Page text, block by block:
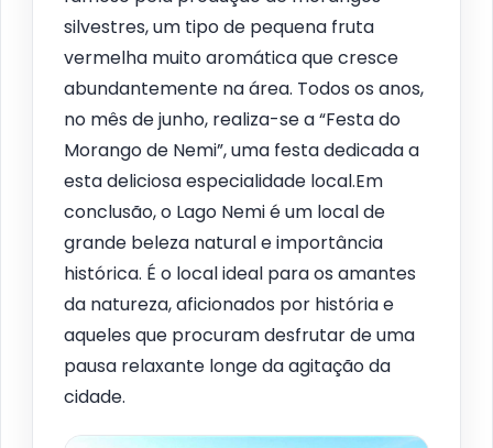
silvestres, um tipo de pequena fruta
vermelha muito aromática que cresce
abundantemente na área. Todos os anos,
no mês de junho, realiza-se a “Festa do
Morango de Nemi”, uma festa dedicada a
esta deliciosa especialidade local.Em
conclusão, o Lago Nemi é um local de
grande beleza natural e importância
histórica. É o local ideal para os amantes
da natureza, aficionados por história e
aqueles que procuram desfrutar de uma
pausa relaxante longe da agitação da
cidade.